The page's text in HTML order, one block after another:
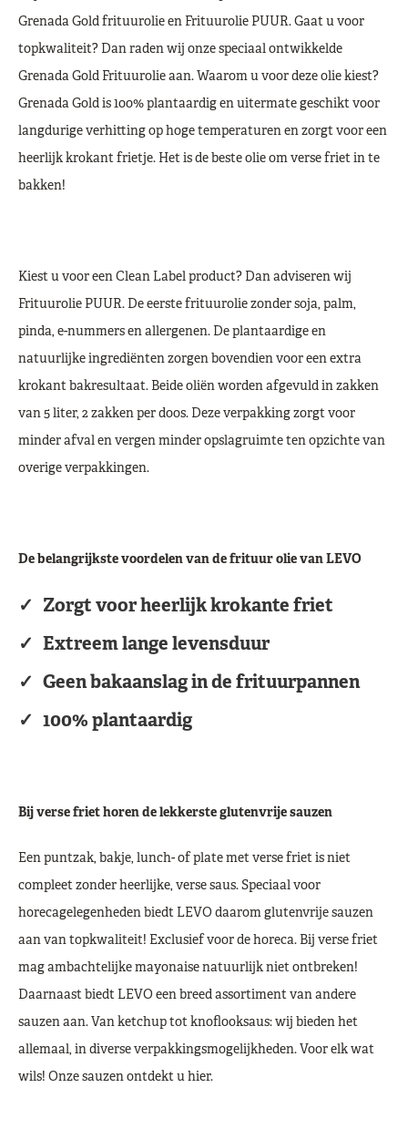
Grenada Gold frituurolie en Frituurolie PUUR. Gaat u voor
topkwaliteit? Dan raden wij onze speciaal ontwikkelde
Grenada Gold Frituurolie aan. Waarom u voor deze olie kiest?
Grenada Gold is 100% plantaardig en uitermate geschikt voor
langdurige verhitting op hoge temperaturen en zorgt voor een
heerlijk krokant frietje. Het is de beste olie om verse friet in te
bakken!
Kiest u voor een Clean Label product? Dan adviseren wij
Frituurolie PUUR. De eerste frituurolie zonder soja, palm,
pinda, e-nummers en allergenen. De plantaardige en
natuurlijke ingrediënten zorgen bovendien voor een extra
krokant bakresultaat. Beide oliën worden afgevuld in zakken
van 5 liter, 2 zakken per doos. Deze verpakking zorgt voor
minder afval en vergen minder opslagruimte ten opzichte van
overige verpakkingen.
De belangrijkste voordelen van de frituur olie van LEVO
Zorgt voor heerlijk krokante friet
Extreem lange levensduur
Geen bakaanslag in de frituurpannen
100% plantaardig
Bij verse friet horen de lekkerste glutenvrije sauzen
Een puntzak, bakje, lunch- of plate met verse friet is niet
compleet zonder heerlijke, verse saus. Speciaal voor
horecagelegenheden biedt LEVO daarom glutenvrije sauzen
aan van topkwaliteit! Exclusief voor de horeca. Bij verse friet
mag ambachtelijke mayonaise natuurlijk niet ontbreken!
Daarnaast biedt LEVO een breed assortiment van andere
sauzen aan. Van ketchup tot knoflooksaus: wij bieden het
allemaal, in diverse verpakkingsmogelijkheden. Voor elk wat
wils! Onze sauzen ontdekt u hier.